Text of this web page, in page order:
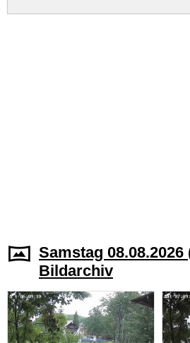
Samstag 08.08.2026
Bildarchiv